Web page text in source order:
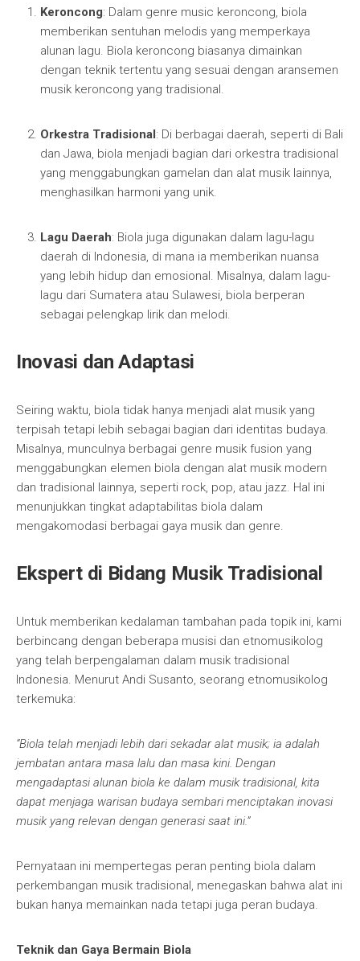
Keroncong: Dalam genre music keroncong, biola
memberikan sentuhan melodis yang memperkaya
alunan lagu. Biola keroncong biasanya dimainkan
dengan teknik tertentu yang sesuai dengan aransemen
musik keroncong yang tradisional.
Orkestra Tradisional: Di berbagai daerah, seperti di Bali
dan Jawa, biola menjadi bagian dari orkestra tradisional
yang menggabungkan gamelan dan alat musik lainnya,
menghasilkan harmoni yang unik.
Lagu Daerah: Biola juga digunakan dalam lagu-lagu
daerah di Indonesia, di mana ia memberikan nuansa
yang lebih hidup dan emosional. Misalnya, dalam lagu-
lagu dari Sumatera atau Sulawesi, biola berperan
sebagai pelengkap lirik dan melodi.
Inovasi dan Adaptasi
Seiring waktu, biola tidak hanya menjadi alat musik yang
terpisah tetapi lebih sebagai bagian dari identitas budaya.
Misalnya, munculnya berbagai genre musik fusion yang
menggabungkan elemen biola dengan alat musik modern
dan tradisional lainnya, seperti rock, pop, atau jazz. Hal ini
menunjukkan tingkat adaptabilitas biola dalam
mengakomodasi berbagai gaya musik dan genre.
Ekspert di Bidang Musik Tradisional
Untuk memberikan kedalaman tambahan pada topik ini, kami
berbincang dengan beberapa musisi dan etnomusikolog
yang telah berpengalaman dalam musik tradisional
Indonesia. Menurut Andi Susanto, seorang etnomusikolog
terkemuka:
“Biola telah menjadi lebih dari sekadar alat musik; ia adalah
jembatan antara masa lalu dan masa kini. Dengan
mengadaptasi alunan biola ke dalam musik tradisional, kita
dapat menjaga warisan budaya sembari menciptakan inovasi
musik yang relevan dengan generasi saat ini.”
Pernyataan ini mempertegas peran penting biola dalam
perkembangan musik tradisional, menegaskan bahwa alat ini
bukan hanya memainkan nada tetapi juga peran budaya.
Teknik dan Gaya Bermain Biola